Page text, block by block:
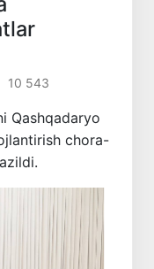
10 543
Qashqadaryo
chora-